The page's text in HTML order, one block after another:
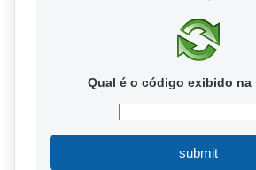
Qual é o código exibido na
submit